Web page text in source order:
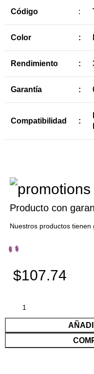
Código :
Color :
Rendimiento :
Garantía :
Compatibilidad :
Producto con
Nuestros productos tienen
$107.74